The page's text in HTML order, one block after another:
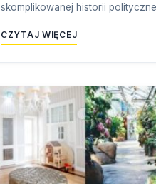
skomplikowanej historii
CZYTAJ WIĘCEJ